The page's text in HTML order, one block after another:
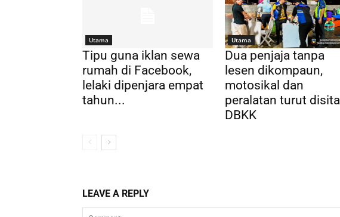
Utama
Tipu guna iklan sewa
rumah di Facebook,
lelaki dipenjara empat
tahun...
Utama
Dua penjaja tanpa
lesen dikompaun,
motosikal dan
peralatan turut disita
DBKK
LEAVE A REPLY